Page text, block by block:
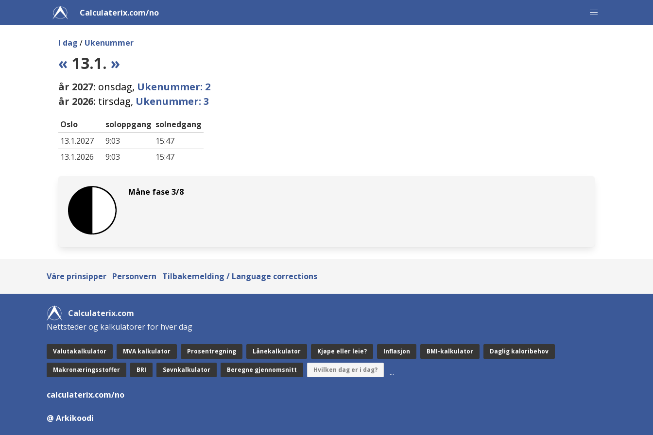
Calculaterix.com/no
I dag / Ukenummer
« 13.1. »
år 2027: onsdag, Ukenummer: 2
år 2026: tirsdag, Ukenummer: 3
Oslo soloppgang solnedgang
13.1.2027
9:03
15:47
13.1.2026
9:03 15:47
Måne fase 3/8
Våre prinsipper Personvern Tilbakemelding / Language corrections
Calculaterix.com
Nettsteder og kalkulatorer for hver dag
Valutakalkulator MVA kalkulator Prosentregning Lånekalkulator Kjøpe eller leie? Inflasjon BMI-kalkulator Daglig kaloribehov
Makronæringsstoffer BRI Søvnkalkulator Beregne gjennomsnitt Hvilken dag er i dag? ...
calculaterix.com/no
@ Arkikoodi